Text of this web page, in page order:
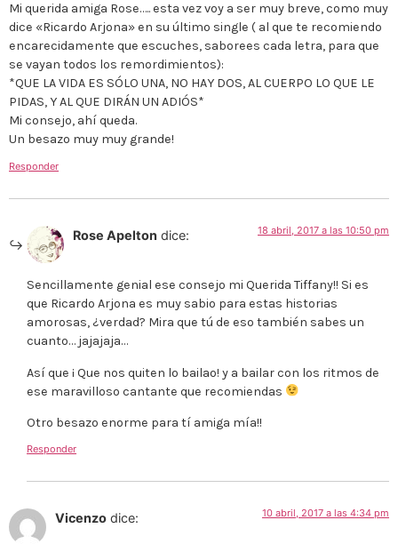
Mi querida amiga Rose….. esta vez voy a ser muy breve, como muy
dice «Ricardo Arjona» en su último single ( al que te recomiendo
encarecidamente que escuches, saborees cada letra, para que
se vayan todos los remordimientos):
*QUE LA VIDA ES SÓLO UNA, NO HAY DOS, AL CUERPO LO QUE LE
PIDAS, Y AL QUE DIRÁN UN ADIÓS*
Mi consejo, ahí queda.
Un besazo muy muy grande!
Responder
Rose Apelton dice: 18 abril, 2017 a las 10:50 pm
Sencillamente genial ese consejo mi Querida Tiffany!! Si es
que Ricardo Arjona es muy sabio para estas historias
amorosas, ¿verdad? Mira que tú de eso también sabes un
cuanto… jajajaja…
Así que ¡ Que nos quiten lo bailao! y a bailar con los ritmos de
ese maravilloso cantante que recomiendas
Otro besazo enorme para tí amiga mía!!
Responder
Vicenzo dice: 10 abril, 2017 a las 4:34 pm